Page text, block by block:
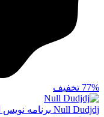
77% تخفیف
Null Dudjdj برنامه